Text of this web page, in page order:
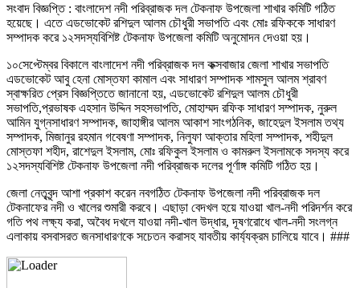
সংবাদ বিজ্ঞপ্তি : বাংলাদেশ নদী পরিব্রাজক দল টেকনাফ উপজেলা শাখার কমিটি গঠিত
হয়েছে। এতে এডভোকেট রশিদুল আলম চৌধুরী সভাপতি এবং মোঃ রফিককে সাধারণ
সম্পাদক করে ১২সদস্যবিশিষ্ট টেকনাফ উপজেলা কমিটি অনুমোদন দেওয়া হয়।
১০সেপ্টেম্বর বিকালে বাংলাদেশ নদী পরিব্রাজক দল কক্সবাজার জেলা শাখার সভাপতি
এডভোকেট আবু হেনা মোস্তফা কামাল এবং সাধারণ সম্পাদক শামসুল আলম শ্রাবণ
স্বাক্ষরিত প্রেস বিজ্ঞপ্তিতে জানানো হয়, এডভোকেট রশিদুল আলম চৌধুরী
সভাপতি,প্রভাষক এহসান উদ্দিন সহসভাপতি, মোহাম্মদ রফিক সাধারণ সম্পাদক, নুরুল
আমিন যুগ্নসাধারণ সম্পাদক, জাহাঙ্গীর আলম আকাশ সাংগঠনিক, জাহেদুল ইসলাম তথ্য
সম্পাদক, মিজানুর রহমান গবেষণা সম্পাদক, নিলুফা আক্তার মহিলা সম্পাদক, শহীদুল
মোস্তফা শহীদ, রাশেদুল ইসলাম, মোঃ রফিকুল ইসলাম ও কামরুল ইসলামকে সদস্য করে
১২সদস্যবিশিষ্ট টেকনাফ উপজেলা নদী পরিব্রাজক দলের পূর্ণাঙ্গ কমিটি গঠিত হয়।
জেলা নেতৃবৃন্দ আশা প্রকাশ করেন নবগঠিত টেকনাফ উপজেলা নদী পরিব্রাজক দল
টেকনাফের নদী ও খালের শুমারী করবে। এছাড়া বেদখল হয়ে যাওয়া খাল-নদী পরিদর্শন করে
গতি পথ লক্ষ্য করা, অবৈধ দখলে যাওয়া নদী-খাল উদ্ধার, দূষণরোধে খাল-নদী সংলগ্ন
এলাকায় বসবাসরত জনসাধারণকে সচেতন করাসহ যাবতীয় কার্য্যক্রম চালিয়ে যাবে। ###